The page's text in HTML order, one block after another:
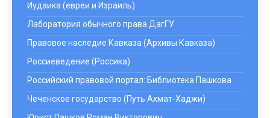
Иудаика (евреи и Израиль)
Лаборатория обычного права ДагГУ
Правовое наследие Кавказа (Архивы Кавказа)
Россиеведение (Россика)
Российский правовой портал: Библиотека Пашкова
Чеченское государство (Путь Ахмат-Хаджи)